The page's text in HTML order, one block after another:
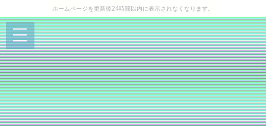
ホームページを更新後24時間以内に表示されなくなります。